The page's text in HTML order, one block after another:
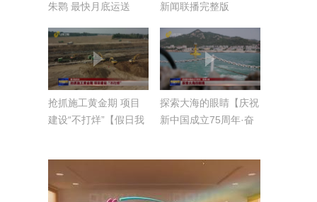
朱鹮 最快月底运送
新闻联播完整版
抢抓施工黄金期 项目
建设“不打烊”【假日我
探索大海的眼睛【庆祝
新中国成立75周年·奋